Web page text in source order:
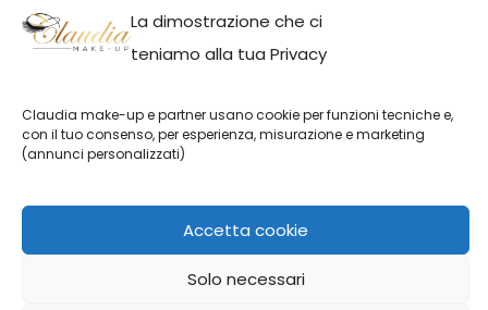
La dimostrazione che ci
teniamo alla tua Privacy
Claudia make-up e partner usano cookie per funzioni tecniche e,
con il tuo consenso, per esperienza, misurazione e marketing
(annunci personalizzati)
Accetta cookie
Solo necessari
3. Quali erano le icone di bellezza negli anni
’90?
Tra le icone di bellezza troviamo le modelle Claudia
Schiffer, Cindy Crawford e Naomi Campbell, ma
troviamo anche nomi come Cristina Aguilera e Britney
Condividi se hai trovato utile l'articolo!